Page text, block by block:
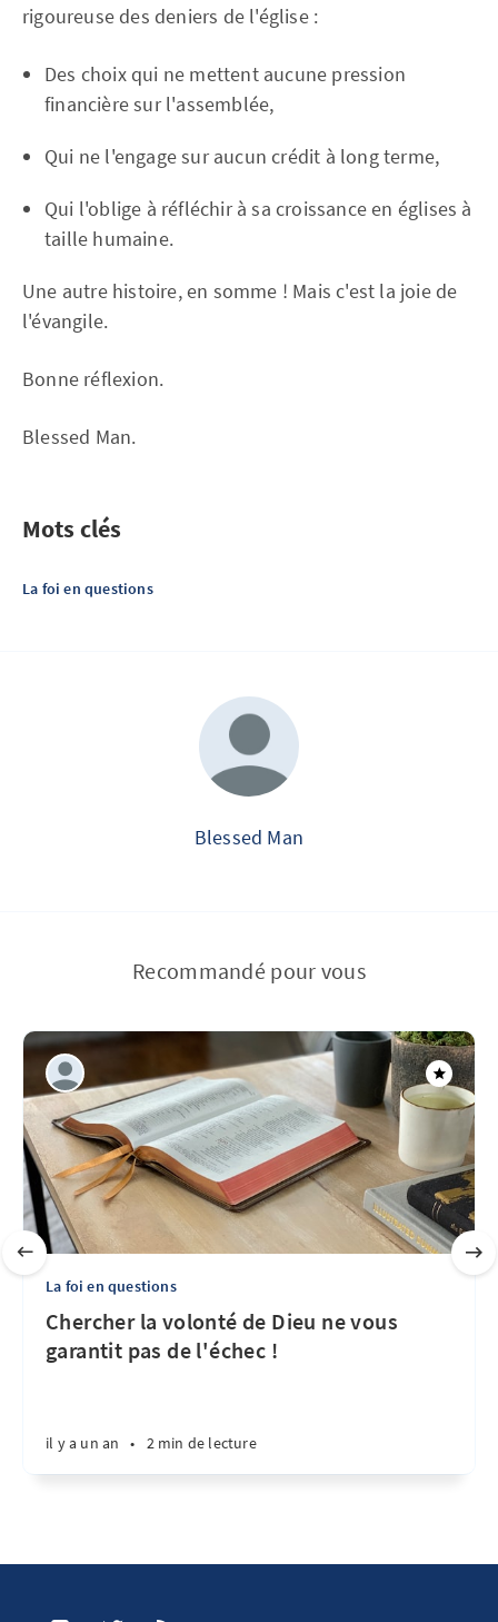
rigoureuse des deniers de l'église :
Des choix qui ne mettent aucune pression
financière sur l'assemblée,
Qui ne l'engage sur aucun crédit à long terme,
Qui l'oblige à réfléchir à sa croissance en églises à
taille humaine.
Une autre histoire, en somme ! Mais c'est la joie de
l'évangile.
Bonne réflexion.
Blessed Man.
Mots clés
La foi en questions
Blessed Man
Recommandé pour vous
La foi en questions
Chercher la volonté de Dieu ne vous
garantit pas de l'échec !
il y a un an • 2 min de lecture